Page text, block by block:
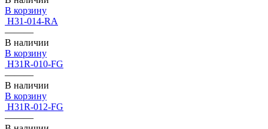
В корзину
H31-014-RA
———
В наличии
В корзину
H31R-010-FG
———
В наличии
В корзину
H31R-012-FG
———